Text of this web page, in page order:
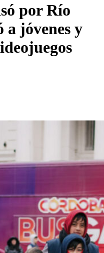
por Río
a jóvenes y